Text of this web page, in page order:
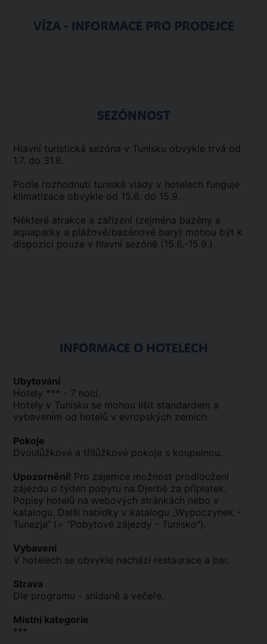
VÍZA - INFORMACE PRO PRODEJCE
SEZÓNNOST
Hlavní turistická sezóna v Tunisku obvykle trvá od
1.7. do 31.8.
Podle rozhodnutí tuniské vlády v hotelech funguje
klimatizace obvykle od 15.6. do 15.9.
Některé atrakce a zařízení (zejména bazény a
aquaparky a plážové/bazénové bary) mohou být k
dispozici pouze v hlavní sezóně (15.6.-15.9.).
INFORMACE O HOTELECH
Ubytování
Hotely *** - 7 nocí.
Hotely v Tunisku se mohou lišit standardem a
vybavením od hotelů v evropských zemích.
Pokoje
Dvoulůžkové a třílůžkové pokoje s koupelnou.
Upozornění! Pro zájemce možnost prodloužení
zájezdu o týden pobytu na Djerbě za příplatek.
Popisy hotelů na webových stránkách nebo v
katalogu. Další nabídky v katalogu „Wypoczynek -
Tunezja“ (= "Pobytové zájezdy - Tunisko").
Vybavení
V hotelech se obvykle nachází restaurace a bar.
Strava
Dle programu - snídaně a večeře.
Místní kategorie
***